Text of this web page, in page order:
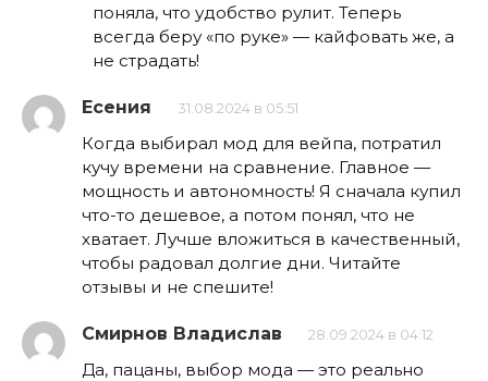
поняла, что удобство рулит. Теперь
всегда беру «по руке» — кайфовать же, а
не страдать!
Есения 31.08.2024 в 05:51
Когда выбирал мод для вейпа, потратил
кучу времени на сравнение. Главное —
мощность и автономность! Я сначала купил
что-то дешевое, а потом понял, что не
хватает. Лучше вложиться в качественный,
чтобы радовал долгие дни. Читайте
отзывы и не спешите!
Смирнов Владислав 28.09.2024 в 04:12
Да, пацаны, выбор мода — это реально